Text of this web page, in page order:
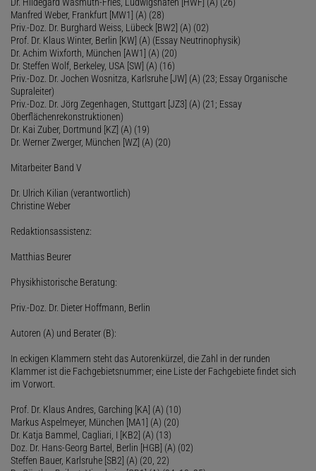
Manfred Weber, Frankfurt [MW1] (A) (28)
Priv.-Doz. Dr. Burghard Weiss, Lübeck [BW2] (A) (02)
Prof. Dr. Klaus Winter, Berlin [KW] (A) (Essay Neutrinophysik)
Dr. Achim Wixforth, München [AW1] (A) (20)
Dr. Steffen Wolf, Berkeley, USA [SW] (A) (16)
Priv.-Doz. Dr. Jochen Wosnitza, Karlsruhe [JW] (A) (23; Essay Organische
Supraleiter)
Priv.-Doz. Dr. Jörg Zegenhagen, Stuttgart [JZ3] (A) (21; Essay
Oberflächenrekonstruktionen)
Dr. Kai Zuber, Dortmund [KZ] (A) (19)
Dr. Werner Zwerger, München [WZ] (A) (20)
Mitarbeiter Band V
Dr. Ulrich Kilian (verantwortlich)
Christine Weber
Redaktionsassistenz:
Matthias Beurer
Physikhistorische Beratung:
Priv.-Doz. Dr. Dieter Hoffmann, Berlin
Autoren (A) und Berater (B):
In eckigen Klammern steht das Autorenkürzel, die Zahl in der runden
Klammer ist die Fachgebietsnummer; eine Liste der Fachgebiete findet sich
im Vorwort.
Prof. Dr. Klaus Andres, Garching [KA] (A) (10)
Markus Aspelmeyer, München [MA1] (A) (20)
Dr. Katja Bammel, Cagliari, I [KB2] (A) (13)
Doz. Dr. Hans-Georg Bartel, Berlin [HGB] (A) (02)
Steffen Bauer, Karlsruhe [SB2] (A) (20, 22)